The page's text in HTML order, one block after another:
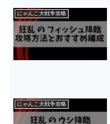
にゃんこ大戦争攻略
にゃんこ大戦争攻略